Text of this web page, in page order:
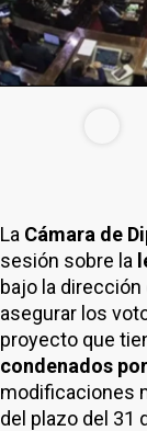
La Cámara de
sesión sobre la
bajo la dirección
asegurar los
proyecto que
condenados
modificaciones
del plazo del 31